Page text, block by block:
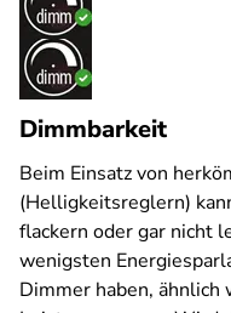
Dimmbarkeit
Beim Einsatz von
(Helligkeitsreglern)
flackern oder gar nicht
wenigsten
Dimmer haben,